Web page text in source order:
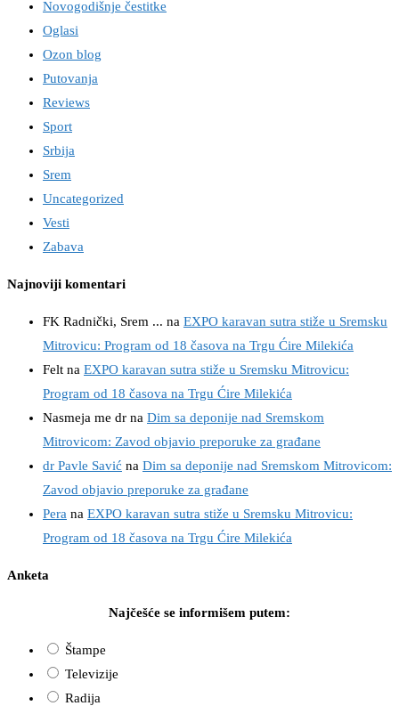
Novogodišnje čestitke
Oglasi
Ozon blog
Putovanja
Reviews
Sport
Srbija
Srem
Uncategorized
Vesti
Zabava
Najnoviji komentari
FK Radnički, Srem ... na EXPO karavan sutra stiže u Sremsku
Mitrovicu: Program od 18 časova na Trgu Ćire Milekića
Felt na EXPO karavan sutra stiže u Sremsku Mitrovicu:
Program od 18 časova na Trgu Ćire Milekića
Nasmeja me dr na Dim sa deponije nad Sremskom
Mitrovicom: Zavod objavio preporuke za građane
dr Pavle Savić na Dim sa deponije nad Sremskom Mitrovicom:
Zavod objavio preporuke za građane
Pera na EXPO karavan sutra stiže u Sremsku Mitrovicu:
Program od 18 časova na Trgu Ćire Milekića
Anketa
Najčešće se informišem putem:
Štampe
Televizije
Radija